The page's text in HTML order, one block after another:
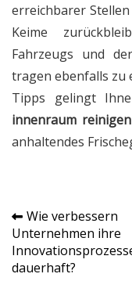
erreichbarer
Keime
Fahrzeugs und
tragen ebenfalls zu
Tipps gelingt
innenraum reinigen
anhaltendes
Post
navigation
Wie verbessern
Unternehmen ihre
dauerhaft?